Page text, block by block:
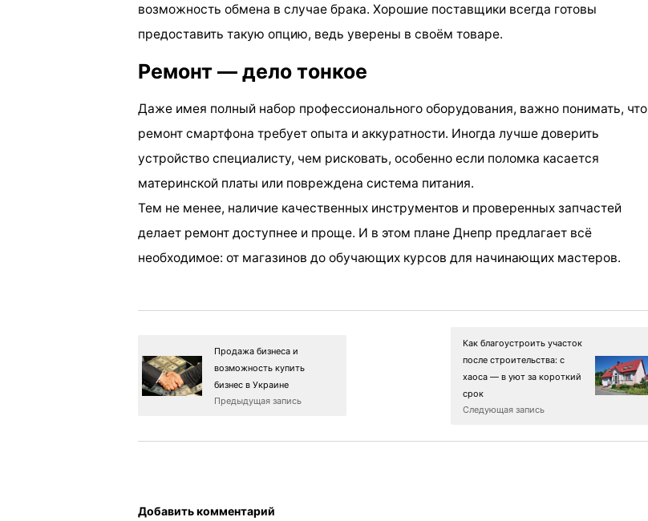
возможность обмена в случае брака. Хорошие поставщики всегда готовы
предоставить такую опцию, ведь уверены в своём товаре.
Ремонт — дело тонкое
Даже имея полный набор профессионального оборудования, важно понимать, что
ремонт смартфона требует опыта и аккуратности. Иногда лучше доверить
устройство специалисту, чем рисковать, особенно если поломка касается
материнской платы или повреждена система питания.
Тем не менее, наличие качественных инструментов и проверенных запчастей
делает ремонт доступнее и проще. И в этом плане Днепр предлагает всё
необходимое: от магазинов до обучающих курсов для начинающих мастеров.
Продажа бизнеса и
возможность купить
бизнес в Украине
Предыдущая запись
Как благоустроить участок
после строительства: с
хаоса — в уют за короткий
срок
Следующая запись
Добавить комментарий